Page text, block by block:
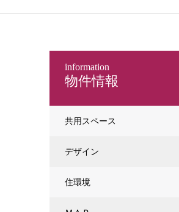
物件情報
information
共用スペース
デザイン
住環境